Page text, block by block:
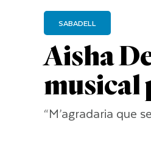
Aisha
musical
SABADELL
“M’agradaria que